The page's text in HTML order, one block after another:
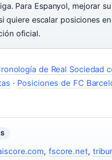
Para Espanyol, mejorar
quiere escalar posiciones
oficial.
de Real Sociedad
· Posiciones de FC
, fscore.net,